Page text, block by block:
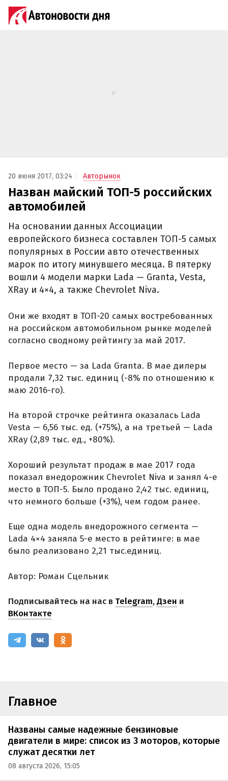
20 июня 2017, 03:24 Авторынок
Назван майский ТОП-5 российских
автомобилей
На основании данных Ассоциации
европейского бизнеса составлен ТОП-5 самых
популярных в России авто отечественных
марок по итогу минувшего месяца. В пятерку
вошли 4 модели марки Lada — Granta, Vesta,
XRay и 4×4, а также Chevrolet Niva.
Они же входят в ТОП-20 самых востребованных
на российском автомобильном рынке моделей
согласно сводному рейтингу за май 2017.
Первое место — за Lada Granta. В мае дилеры
продали 7,32 тыс. единиц (-8% по отношению к
маю 2016-го).
На второй строчке рейтинга оказалась Lada
Vesta — 6,56 тыс. ед. (+75%), а на третьей — Lada
XRay (2,89 тыс. ед., +80%).
Хороший результат продаж в мае 2017 года
показал внедорожник Chevrolet Niva и занял 4-е
место в ТОП-5. Было продано 2,42 тыс. единиц,
что немного больше (+3%), чем годом ранее.
Еще одна модель внедорожного сегмента —
Lada 4×4 заняла 5-е место в рейтинге: в мае
было реализовано 2,21 тыс.единиц.
Автор: Роман Сцельник
Подписывайтесь на нас в Telegram,Дзен и
ВКонтакте
Главное
Названы самые надежные бензиновые
двигатели в мире: список из 3 моторов, которые
служат десятки лет
08 августа 2026, 15:05